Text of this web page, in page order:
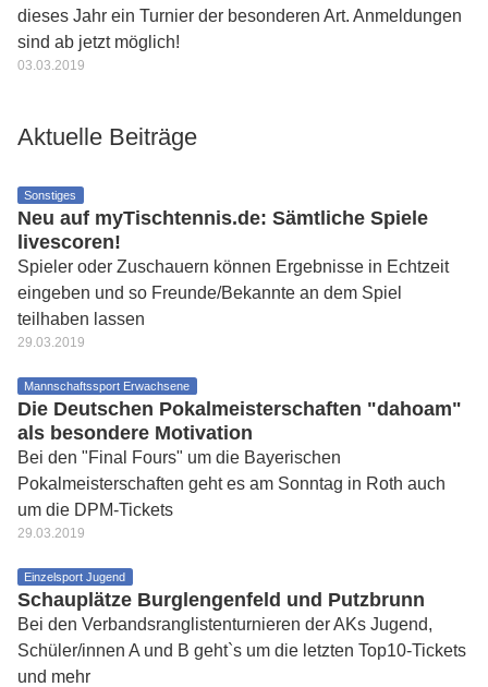
dieses Jahr ein Turnier der besonderen Art. Anmeldungen
sind ab jetzt möglich!
03.03.2019
Aktuelle Beiträge
Sonstiges
Neu auf myTischtennis.de: Sämtliche Spiele
livescoren!
Spieler oder Zuschauern können Ergebnisse in Echtzeit
eingeben und so Freunde/Bekannte an dem Spiel
teilhaben lassen
29.03.2019
Mannschaftssport Erwachsene
Die Deutschen Pokalmeisterschaften "dahoam"
als besondere Motivation
Bei den "Final Fours" um die Bayerischen
Pokalmeisterschaften geht es am Sonntag in Roth auch
um die DPM-Tickets
29.03.2019
Einzelsport Jugend
Schauplätze Burglengenfeld und Putzbrunn
Bei den Verbandsranglistenturnieren der AKs Jugend,
Schüler/innen A und B geht`s um die letzten Top10-Tickets
und mehr